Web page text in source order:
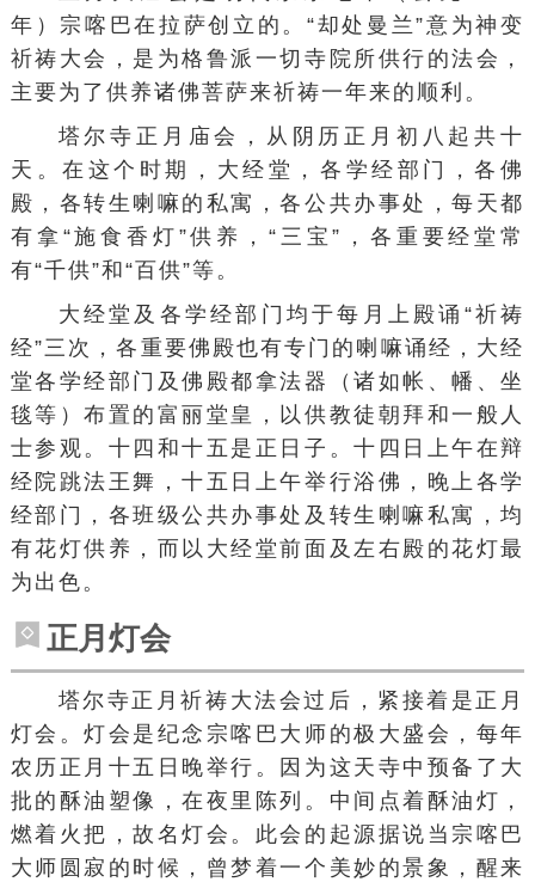
年）宗喀巴在拉萨创立的。“却处曼兰”意为神变
祈祷大会，是为格鲁派一切寺院所供行的法会，
主要为了供养诸佛菩萨来祈祷一年来的顺利。
塔尔寺正月庙会，从阴历正月初八起共十
天。在这个时期，大经堂，各学经部门，各佛
殿，各转生喇嘛的私寓，各公共办事处，每天都
有拿“施食香灯”供养，“三宝”，各重要经堂常
有“千供”和“百供”等。
大经堂及各学经部门均于每月上殿诵“祈祷
经”三次，各重要佛殿也有专门的喇嘛诵经，大经
堂各学经部门及佛殿都拿法器（诸如帐、幡、坐
毯等）布置的富丽堂皇，以供教徒朝拜和一般人
士参观。十四和十五是正日子。十四日上午在辩
经院跳法王舞，十五日上午举行浴佛，晚上各学
经部门，各班级公共办事处及转生喇嘛私寓，均
有花灯供养，而以大经堂前面及左右殿的花灯最
为出色。
正月灯会
塔尔寺正月祈祷大法会过后，紧接着是正月
灯会。灯会是纪念宗喀巴大师的极大盛会，每年
农历正月十五日晚举行。因为这天寺中预备了大
批的酥油塑像，在夜里陈列。中间点着酥油灯，
燃着火把，故名灯会。此会的起源据说当宗喀巴
大师圆寂的时候，曾梦着一个美妙的景象，醒来